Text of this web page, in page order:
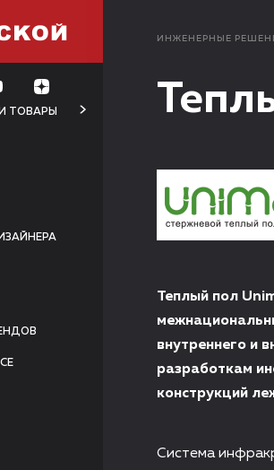
ТОВАРЫ
ИНЖЕНЕРНЫЕ
Теплый пол
внутреннего и
разработкам
конструкций
Система